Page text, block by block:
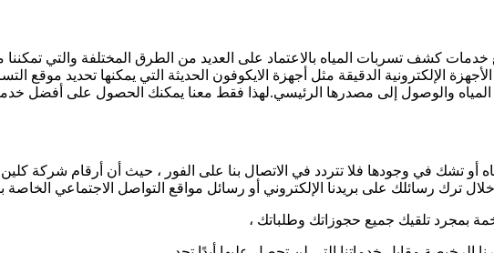
كشف تسربات المياه بالاعتماد على العديد من الطرق المختلفة والتي
الإلكترونية الدقيقة مثل أجهزة الايكوفون الحديثة التي يمكنها تحديد
والوصول إلى مصدرها الرئيسي.لهذا فقط معنا يمكنك الحصول على أفضل
ترك رسائلك على بريدنا الإلكتروني أو رسائل مواقع التواصل الاجتماعي
بمجرد تلقيك جميع حجوزاتك وطلباتك ،